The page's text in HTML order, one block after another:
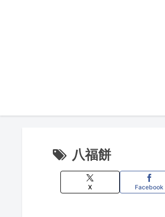
八福餅
X Facebook